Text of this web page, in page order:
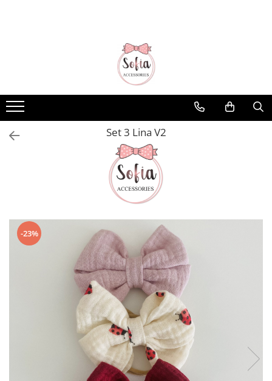
Emma Collection
Lina Collection
Gloria Collection
Audrey Collection
Rania Collection
Set 3 Lina V2
-23%